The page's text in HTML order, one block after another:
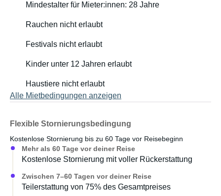
Mindestalter für Mieter:innen: 28 Jahre
Rauchen nicht erlaubt
Festivals nicht erlaubt
Kinder unter 12 Jahren erlaubt
Haustiere nicht erlaubt
Alle Mietbedingungen anzeigen
Flexible Stornierungsbedingung
Kostenlose Stornierung bis zu 60 Tage vor Reisebeginn
Mehr als 60 Tage vor deiner Reise
Kostenlose Stornierung mit voller Rückerstattung
Zwischen 7–60 Tagen vor deiner Reise
Teilerstattung von 75% des Gesamtpreises